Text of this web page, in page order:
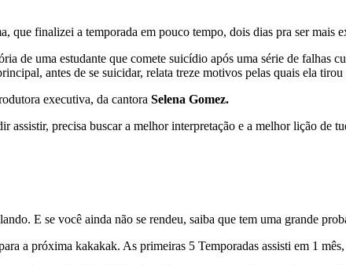
finalizei a temporada em pouco tempo, dois dias pra ser mais
de uma estudante que comete suicídio após uma série de falhas
antes de se suicidar, relata treze motivos pelas quais ela
executiva, da cantora Selena Gomez.
assistir, precisa buscar a melhor interpretação e a melhor lição de
E se você ainda não se rendeu, saiba que tem uma grande
a próxima kakakak. As primeiras 5 Temporadas assisti em 1